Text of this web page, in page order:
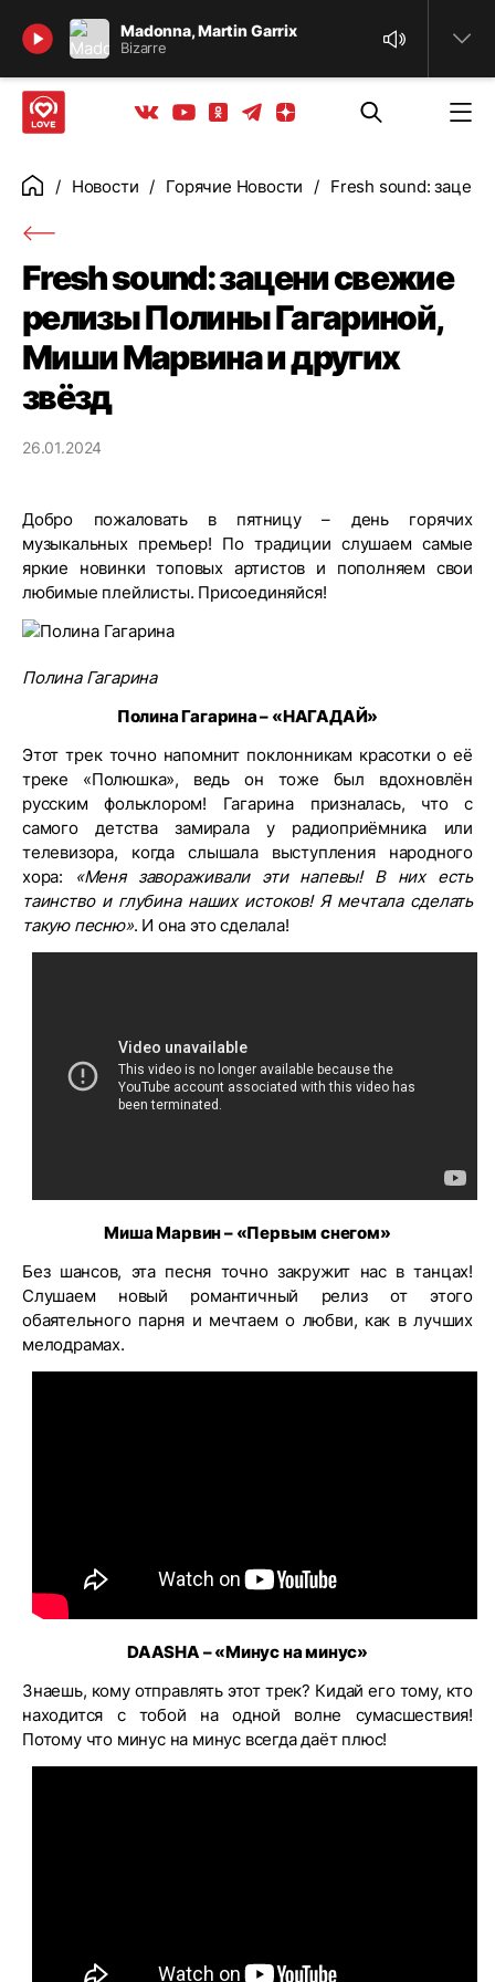
Madonna, Martin Garrix
Bizarre
Найти
Вконтакте
YoutubeОдноклассники
ТелеграмЯндекс дзен
ГлавнаяНовости Горячие Новости Fresh sound:
Fresh sound: зацени свежие
релизы Полины Гагариной,
Миши Марвина и других
звёзд
26.01.2024
Добро пожаловать в пятницу – день горячих
музыкальных премьер! По традиции слушаем самые
яркие новинки топовых артистов и пополняем свои
любимые плейлисты. Присоединяйся!
Полина Гагарина
Полина Гагарина – «НАГАДАЙ»
Этот трек точно напомнит поклонникам красотки о её
треке «Полюшка», ведь он тоже был вдохновлён
русским фольклором! Гагарина призналась, что с
самого детства замирала у радиоприёмника или
телевизора, когда слышала выступления народного
хора:
«Меня завораживали эти напевы! В них есть
таинство и глубина наших истоков! Я мечтала сделать
такую песню». И она это сделала!
Миша Марвин – «Первым снегом»
Без шансов, эта песня точно закружит нас в танцах!
Слушаем новый романтичный релиз от этого
обаятельного парня и мечтаем о любви, как в лучших
мелодрамах.
DAASHA – «Минуснаминус»
Знаешь, кому отправлять этот трек? Кидай его тому, кто
находится с тобой на одной волне сумасшествия!
Потому что минус на минус всегда даёт плюс!